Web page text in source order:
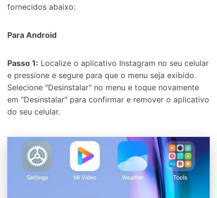
fornecidos abaixo:
Para Android
Passo 1: Localize o aplicativo Instagram no seu celular
e pressione e segure para que o menu seja exibido.
Selecione "Desinstalar" no menu e toque novamente
em "Desinstalar" para confirmar e remover o aplicativo
do seu celular.